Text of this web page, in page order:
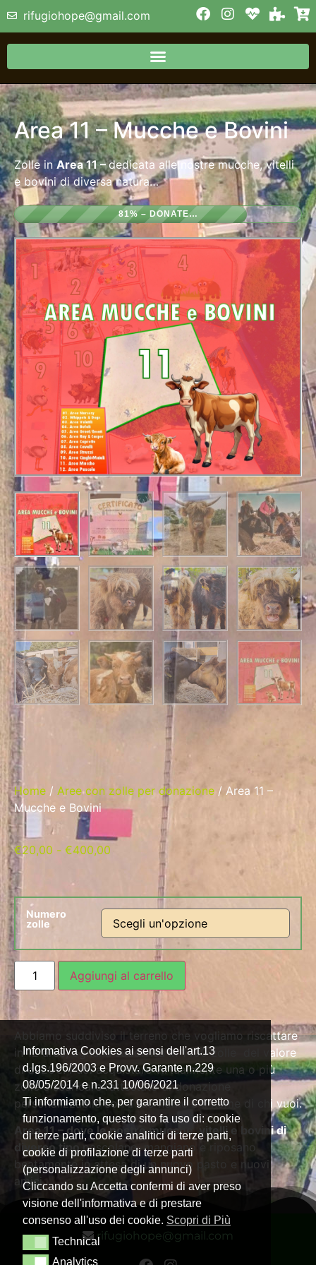
Informativa Cookies ai sensi dell'art.13
d.lgs.196/2003 e Provv. Garante n.229
08/05/2014 e n.231 10/06/2021
Ti informiamo che, per garantire il corretto
funzionamento, questo sito fa uso di: cookie
di terze parti, cookie analitici di terze parti,
cookie di profilazione di terze parti
(personalizzazione degli annunci)
Cliccando su Accetta confermi di aver preso
visione dell'informativa e di prestare
consenso all'uso dei cookie. Scopri di Più
TechnicalTechnical
AnalyticsAnalytics
rifugiohope@gmail.com
Area 11 – Mucche e Bovini
Zolle inArea 11 –dedicata alle nostre mucche, vitelli
e bovini di diversa natura…
81% – DONATE…
Home / Aree con zolle per donazione / Area 11 –
Mucche e Bovini
€20,00 - €400,00
Numero
zolle
Aggiungi al carrello
Abbiamo suddiviso il terreno che vogliamo riscattare
in 12 aree, ognuna suddivisa in 1400 zolle del valore
di di 20€. Puoi acquistare virtualmente una o più
zolle e scaricare l’attestato di donazione
personalizzabile con il tuo nome o il nome di chi vuoi.
Area 11 – dove le nostre mucche, vitelli e bovini di
diverso tipopascolano, mangiano e riposano
beatamente in attesa di un nuovo pasto e nuovi
amici.
rifugiohope@gmail.com